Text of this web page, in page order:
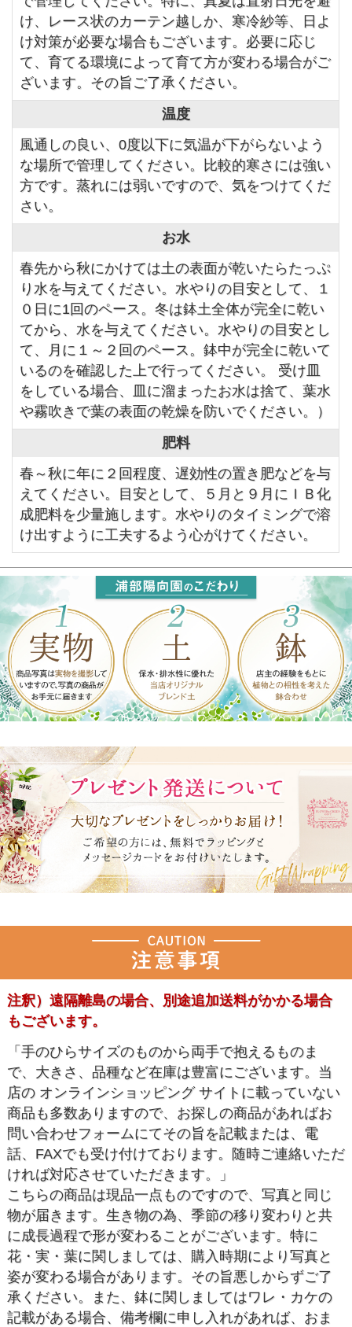
け、レース状のカーテン越しか、寒冷紗等、日よ
け対策が必要な場合もございます。必要に応じ
て、育てる環境によって育て方が変わる場合がご
ざいます。その旨ご了承ください。
温度
風通しの良い、0度以下に気温が下がらないよう
な場所で管理してください。比較的寒さには強い
方です。蒸れには弱いですので、気をつけてくだ
さい。
お水
春先から秋にかけては土の表面が乾いたらたっぷ
り水を与えてください。水やりの目安として、１
０日に1回のペース。冬は鉢土全体が完全に乾い
てから、水を与えてください。水やりの目安とし
て、月に１～２回のペース。鉢中が完全に乾いて
いるのを確認した上で行ってください。 受け皿
をしている場合、皿に溜まったお水は捨て、葉水
や霧吹きで葉の表面の乾燥を防いでください。）
肥料
春～秋に年に２回程度、遅効性の置き肥などを与
えてください。目安として、５月と９月にＩＢ化
成肥料を少量施します。水やりのタイミングで溶
け出すように工夫するよう心がけてください。
注釈）遠隔離島の場合、別途追加送料がかかる場合
もございます。
「手のひらサイズのものから両手で抱えるものま
で、大きさ、品種など在庫は豊富にございます。当
店の オンラインショッピング サイトに載っていない
商品も多数ありますので、お探しの商品があればお
問い合わせフォームにてその旨を記載または、電
話、FAXでも受け付けております。随時ご連絡いただ
ければ対応させていただきます。」
こちらの商品は現品一点ものですので、写真と同じ
物が届きます。生き物の為、季節の移り変わりと共
に成長過程で形が変わることがございます。特に
花・実・葉に関しましては、購入時期により写真と
姿が変わる場合があります。その旨悪しからずご了
承ください。また、鉢に関しましてはワレ・カケの
記載がある場合、備考欄に申し入れがあれば、おま